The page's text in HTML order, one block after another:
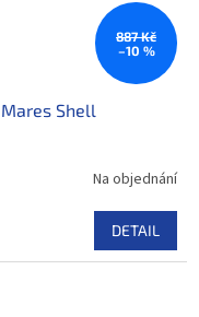
887 Kč
–10 %
Shell
Na objednání
DETAIL